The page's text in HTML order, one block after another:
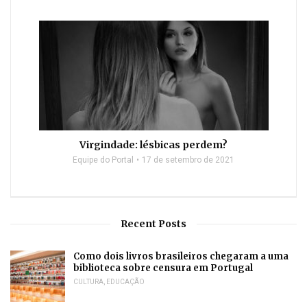
Virgindade: lésbicas perdem?
Equipe do Portal 17 de setembro de 2021
Recent Posts
Como dois livros brasileiros chegaram a uma
biblioteca sobre censura em Portugal
CULTURA EDUCAÇÃO